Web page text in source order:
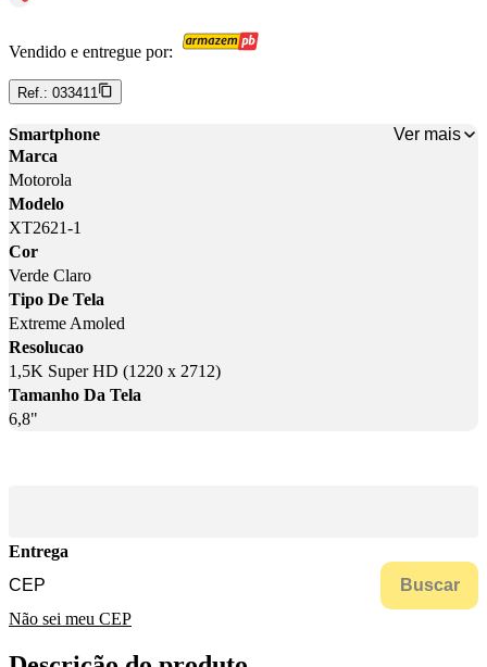
Vendido e entregue por:
Ref.: 033411
Smartphone
Ver mais
Marca
Motorola
Modelo
XT2621-1
Cor
Verde Claro
Tipo De Tela
Extreme Amoled
Resolucao
1,5K Super HD (1220 x 2712)
Tamanho Da Tela
6,8"
Entrega
Buscar
Não sei meu CEP